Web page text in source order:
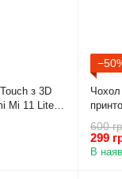
з 3D
Mi 11 Lite
Чохол
5G
600
299
В